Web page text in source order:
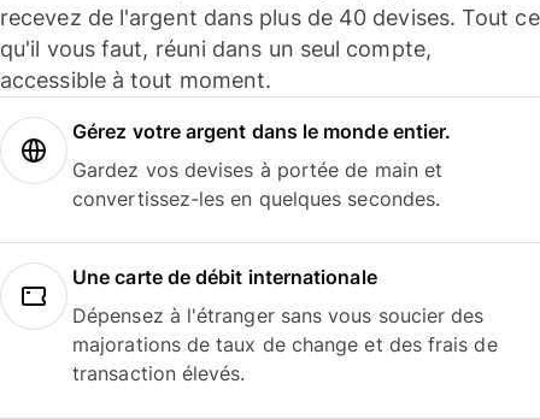
recevez de l'argent dans plus de 40 devises. Tout ce
qu'il vous faut, réuni dans un seul compte,
accessible à tout moment.
Gérez votre argent dans le monde entier.
Gardez vos devises à portée de main et
convertissez-les en quelques secondes.
Une carte de débit internationale
Dépensez à l'étranger sans vous soucier des
majorations de taux de change et des frais de
transaction élevés.